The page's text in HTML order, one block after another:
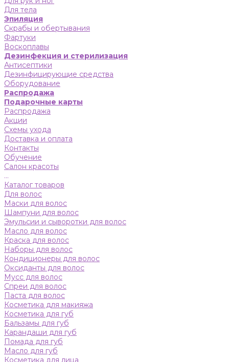
Для тела
Эпиляция
Скрабы и обертывания
Фартуки
Воскоплавы
Дезинфекция и стерилизация
Антисептики
Дезинфицирующие средства
Оборудование
Распродажа
Подарочные карты
Распродажа
Акции
Схемы ухода
Доставка и оплата
Контакты
Обучение
Салон красоты
...
Каталог товаров
Для волос
Маски для волос
Шампуни для волос
Эмульсии и сыворотки для волос
Масло для волос
Краска для волос
Наборы для волос
Кондиционеры для волос
Оксиданты для волос
Мусс для волос
Спреи для волос
Паста для волос
Косметика для макияжа
Косметика для губ
Бальзамы для губ
Карандаши для губ
Помада для губ
Масло для губ
Косметика для лица